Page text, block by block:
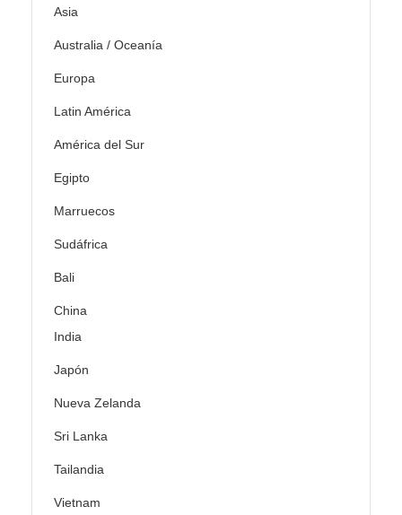
Asia
Australia / Oceanía
Europa
Latin América
América del Sur
Egipto
Marruecos
Sudáfrica
Bali
China
India
Japón
Nueva Zelanda
Sri Lanka
Tailandia
Vietnam